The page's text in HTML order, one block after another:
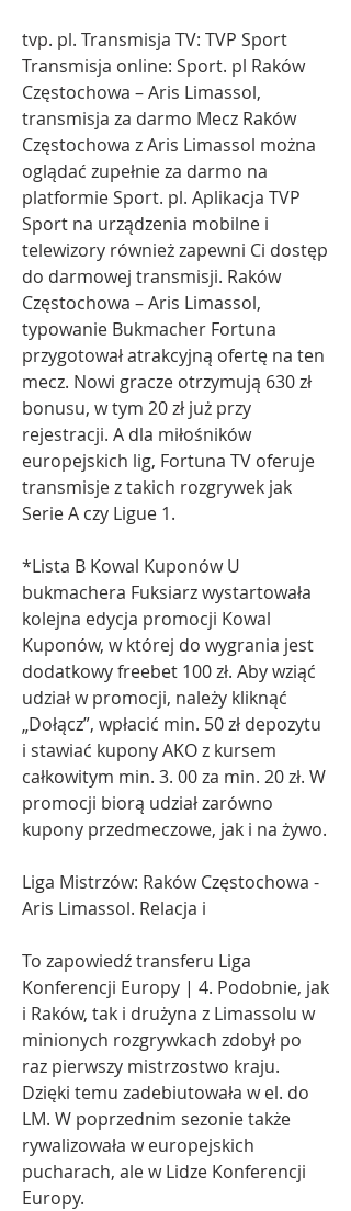
tvp. pl. Transmisja TV: TVP Sport
Transmisja online: Sport. pl Raków
Częstochowa – Aris Limassol,
transmisja za darmo Mecz Raków
Częstochowa z Aris Limassol można
oglądać zupełnie za darmo na
platformie Sport. pl. Aplikacja TVP
Sport na urządzenia mobilne i
telewizory również zapewni Ci dostęp
do darmowej transmisji. Raków
Częstochowa – Aris Limassol,
typowanie Bukmacher Fortuna
przygotował atrakcyjną ofertę na ten
mecz. Nowi gracze otrzymują 630 zł
bonusu, w tym 20 zł już przy
rejestracji. A dla miłośników
europejskich lig, Fortuna TV oferuje
transmisje z takich rozgrywek jak
Serie A czy Ligue 1.
*Lista B Kowal Kuponów U
bukmachera Fuksiarz wystartowała
kolejna edycja promocji Kowal
Kuponów, w której do wygrania jest
dodatkowy freebet 100 zł. Aby wziąć
udział w promocji, należy kliknąć
„Dołącz”, wpłacić min. 50 zł depozytu
i stawiać kupony AKO z kursem
całkowitym min. 3. 00 za min. 20 zł. W
promocji biorą udział zarówno
kupony przedmeczowe, jak i na żywo.
Liga Mistrzów: Raków Częstochowa -
Aris Limassol. Relacja i
To zapowiedź transferu Liga
Konferencji Europy | 4. Podobnie, jak
i Raków, tak i drużyna z Limassolu w
minionych rozgrywkach zdobył po
raz pierwszy mistrzostwo kraju.
Dzięki temu zadebiutowała w el. do
LM. W poprzednim sezonie także
rywalizowała w europejskich
pucharach, ale w Lidze Konferencji
Europy.